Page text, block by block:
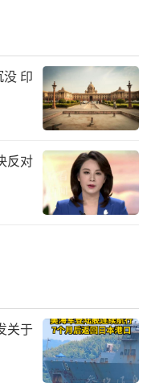
印
反对
关于